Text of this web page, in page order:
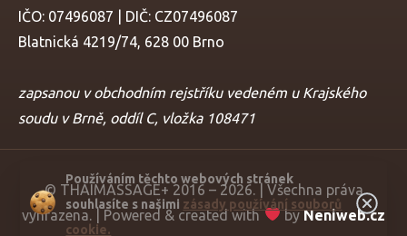
IČO: 07496087 | DIČ: CZ07496087
Blatnická 4219/74, 628 00 Brno
zapsanou v obchodním rejstříku vedeném u Krajského
soudu v Brně, oddíl C, vložka 108471
© THAIMASSAGE+ 2016 – 2026. | Všechna práva
vyhrazena. | Powered & created with
byNeniweb.cz
Používáním těchto webových stránek
souhlasíte s našimi zásady používání souborů
cookie.